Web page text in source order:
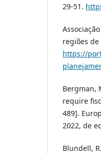
29-51.
regiões
https://
Bergman,
require
489].
2022, de
Blundell,